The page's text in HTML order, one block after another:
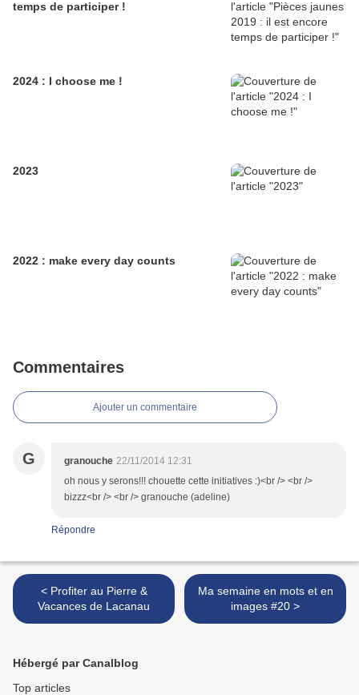
temps de participer !
2024 : I choose me !
2023
2022 : make every day counts
Commentaires
Ajouter un commentaire
G granouche 22/11/2014 12:31
oh nous y serons!!! chouette cette initiatives :)<br /> <br />
bizzz<br /> <br /> granouche (adeline)
Répondre
< Profiter au Pierre &
Vacances de Lacanau
Ma semaine en mots et en
images #20 >
Hébergé par Canalblog
Top articles